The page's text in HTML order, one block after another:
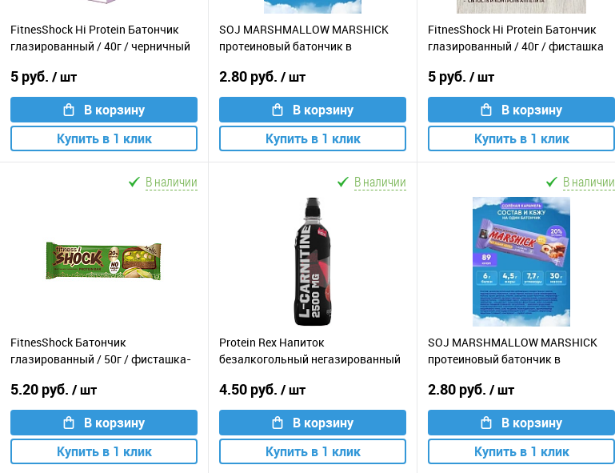
FitnesShock Hi Protein Батончик
глазированный / 40г / черничный
5 руб. / шт
В корзину
Купить в 1 клик
SOJ MARSHMALLOW MARSHICK
протеиновый батончик в
2.80 руб. / шт
В корзину
Купить в 1 клик
FitnesShock Hi Protein Батончик
глазированный / 40г / фисташка
5 руб. / шт
В корзину
Купить в 1 клик
В наличии
FitnesShock Батончик
глазированный / 50г / фисташка-
5.20 руб. / шт
В корзину
Купить в 1 клик
В наличии
Protein Rex Напиток
безалкогольный негазированный
4.50 руб. / шт
В корзину
Купить в 1 клик
В наличии
SOJ MARSHMALLOW MARSHICK
протеиновый батончик в
карамель
2.80 руб. / шт
В корзину
Купить в 1 клик